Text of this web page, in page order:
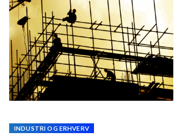
INDUSTRI OG ERHVERV